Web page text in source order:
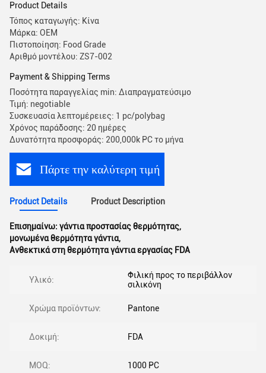
Product Details
Τόπος καταγωγής: Κίνα
Μάρκα: OEM
Πιστοποίηση: Food Grade
Αριθμό μοντέλου: ZS7-002
Payment & Shipping Terms
Ποσότητα παραγγελίας min: Διαπραγματεύσιμο
Τιμή: negotiable
Συσκευασία λεπτομέρειες: 1 pc/polybag
Χρόνος παράδοσης: 20 ημέρες
Δυνατότητα προσφοράς: 200,000k PC το μήνα
Πάρτε την καλύτερη τιμή
Product Details Product Description
Επισημαίνω: γάντια προστασίας θερμότητας,
μονωμένα θερμότητα γάντια,
Ανθεκτικά στη θερμότητα γάντια εργασίας FDA
Υλικό:
Φιλική προς το περιβάλλον
σιλικόνη
Χρώμα προϊόντων: Pantone
Δοκιμή: FDA
MOQ: 1000 PC